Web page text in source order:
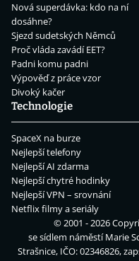
Nová superdávka: kdo na ní
dosáhne?
Sjezd sudetských Němců
Proč vláda zavádí EET?
Padni komu padni
Výpověď z práce vzor
Divoký kačer
Technologie
SpaceX na burze
Nejlepší telefony
Nejlepší AI zdarma
Nejlepší chytré hodinky
Nejlepší VPN – srovnání
Netflix filmy a seriály
© 2001 - 2026
se sídlem náměstí Marie
Strašnice, IČO: 02346826,